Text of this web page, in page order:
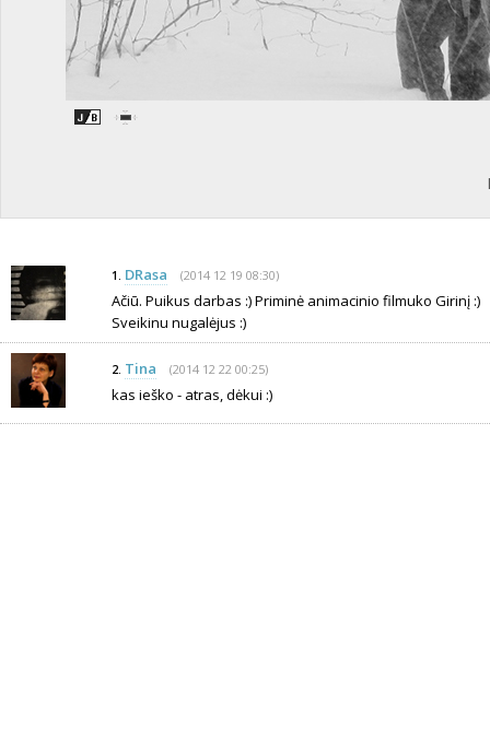
1. DRasa (2014 12 19 08:30)
Ačiū. Puikus darbas :) Priminė animacinio filmuko Girinį :)
Sveikinu nugalėjus :)
2. Tina (2014 12 22 00:25)
kas ieško - atras, dėkui :)